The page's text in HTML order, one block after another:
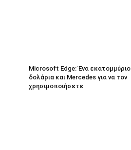
Microsoft Edge: Ένα εκατομμύριο
δολάρια και Mercedes για να τον
χρησιμοποιήσετε